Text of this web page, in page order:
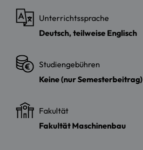
Unterrichtssprache
Deutsch, teilweise Englisch
Studiengebühren
Keine (nur Semesterbeitrag)
Fakultät
Fakultät Maschinenbau